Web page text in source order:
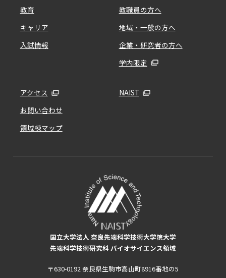
教育
キャリア
入試情報
教職員の方へ
地域・一般の方へ
企業・研究者の方へ
学内限定
アクセス
お問い合わせ
領域棟マップ
NAIST
国立大学法人 奈良先端科学技術大学院大学
先端科学技術研究科 バイオサイエンス領域
〒630-0192 奈良県生駒市高山町8916番地の5